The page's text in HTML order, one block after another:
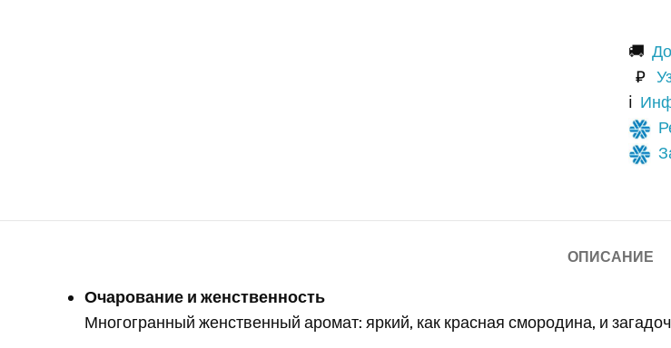
🚚
₽
ℹ️
ОПИСАНИЕ
Очарование и женственность
Многогранный женственный аромат: яркий, как красная смородина, и